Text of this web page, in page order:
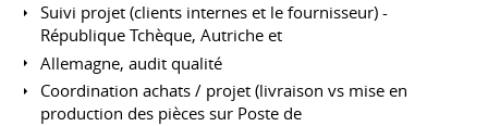
Suivi projet (clients internes et le fournisseur) -
République Tchèque, Autriche et
Allemagne, audit qualité
Coordination achats / projet (livraison vs mise en
production des pièces sur Poste de